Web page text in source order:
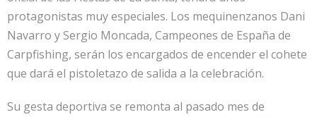
protagonistas muy especiales. Los mequinenzanos Dani
Navarro y Sergio Moncada, Campeones de España de
Carpfishing, serán los encargados de encender el cohete
que dará el pistoletazo de salida a la celebración.
Su gesta deportiva se remonta al pasado mes de